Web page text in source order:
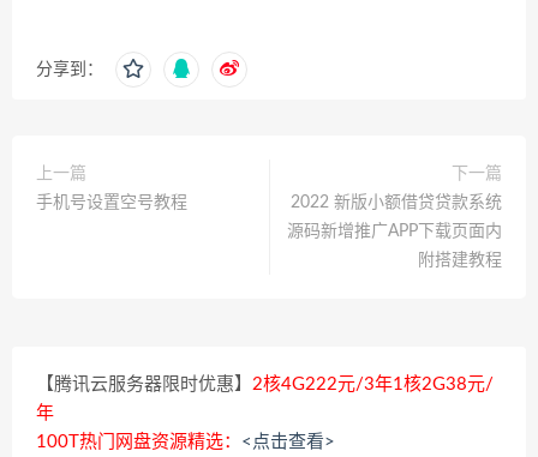
分享到：
上一篇
手机号设置空号教程
下一篇
2022 新版小额借贷贷款系统
源码新增推广APP下载页面内
附搭建教程
【腾讯云服务器限时优惠】 2核4G222元/3年1核2G38元/
年
100T热门网盘资源精选： <点击查看>